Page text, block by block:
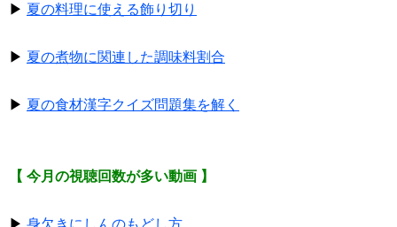
▶ 夏の料理に使える飾り切り
▶ 夏の煮物に関連した調味料割合
▶ 夏の食材漢字クイズ問題集を解く
【 今月の視聴回数が多い動画 】
▶ 身欠きにしんのもどし方